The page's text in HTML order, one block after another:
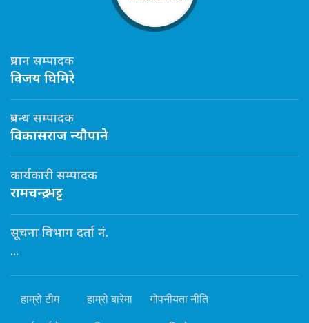
प्रधान सम्पादक
विजय घिमिरे
प्रबन्ध सम्पादक
विकासराज न्यौपाने
कार्यकारी सम्पादक
रामचन्द्र भट्ट
सूचना विभाग दर्ता नं.
...
हाम्रो टीम हाम्रो बारेमा गोपनीयता नीति